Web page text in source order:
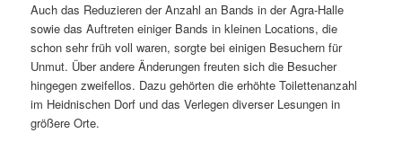
Auch das Reduzieren der Anzahl an Bands in der Agra-Halle
sowie das Auftreten einiger Bands in kleinen Locations, die
schon sehr früh voll waren, sorgte bei einigen Besuchern für
Unmut. Über andere Änderungen freuten sich die Besucher
hingegen zweifellos. Dazu gehörten die erhöhte Toilettenanzahl
im Heidnischen Dorf und das Verlegen diverser Lesungen in
größere Orte.